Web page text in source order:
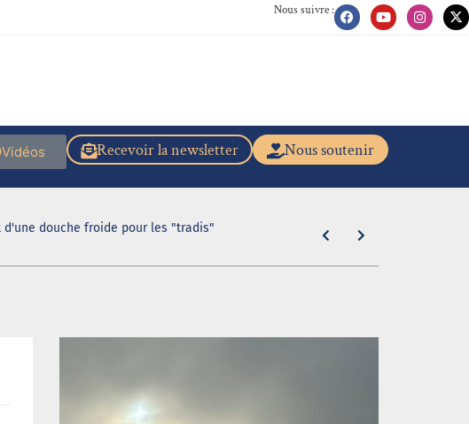
Nous suivre :
Nous soutenir
Recevoir la newsletter
Vidéos
douche froide pour les "tradis"